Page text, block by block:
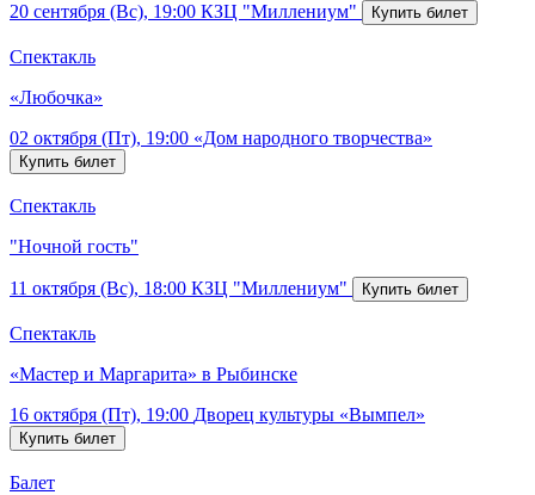
20 сентября (Вс), 19:00 КЗЦ "Миллениум"
Спектакль
«Любочка»
02 октября (Пт), 19:00 «Дом народного творчества»
Спектакль
"Ночной гость"
11 октября (Вс), 18:00 КЗЦ "Миллениум"
Спектакль
«Мастер и Маргарита» в Рыбинске
16 октября (Пт), 19:00 Дворец культуры «Вымпел»
Балет